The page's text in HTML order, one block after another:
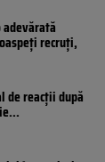
adevărată
recruți,
de reacții după